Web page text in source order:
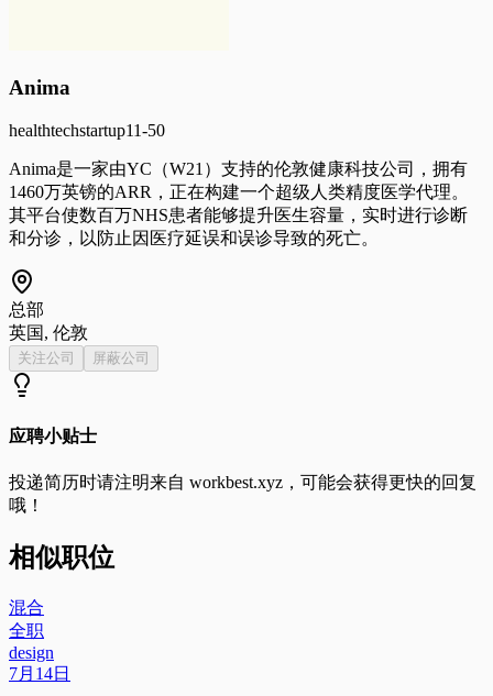
Anima
healthtechstartup11-50
Anima是一家由YC（W21）支持的伦敦健康科技公司，拥有
1460万英镑的ARR，正在构建一个超级人类精度医学代理。
其平台使数百万NHS患者能够提升医生容量，实时进行诊断
和分诊，以防止因医疗延误和误诊导致的死亡。
总部
英国, 伦敦
关注公司 屏蔽公司
应聘小贴士
投递简历时请注明来自 workbest.xyz ，可能会获得更快的回复
哦！
相似职位
混合
全职
design
7月14日